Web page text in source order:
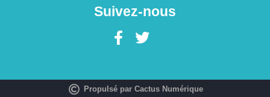
Suivez-nous
Propulsé par Cactus Numérique